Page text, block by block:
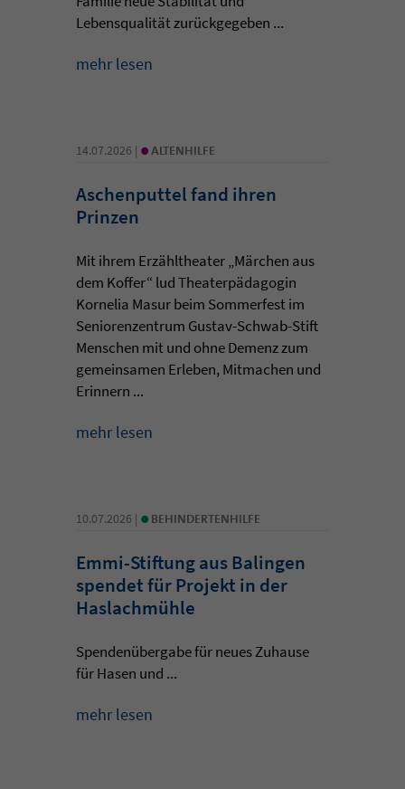
Lebensqualität zurückgegeben ...
mehr lesen
14.07.2026 | • ALTENHILFE
Aschenputtel fand ihren
Prinzen
Mit ihrem Erzähltheater „Märchen aus
dem Koffer“ lud Theaterpädagogin
Kornelia Masur beim Sommerfest im
Seniorenzentrum Gustav-Schwab-Stift
Menschen mit und ohne Demenz zum
gemeinsamen Erleben, Mitmachen und
Erinnern ...
mehr lesen
10.07.2026 | • BEHINDERTENHILFE
Emmi-Stiftung aus Balingen
spendet für Projekt in der
Haslachmühle
Spendenübergabe für neues Zuhause
für Hasen und ...
mehr lesen